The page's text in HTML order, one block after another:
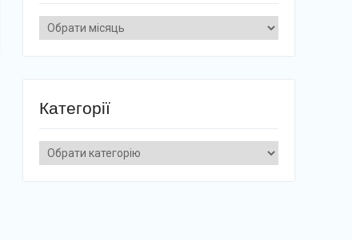
Архіви
Категорії
Категорії